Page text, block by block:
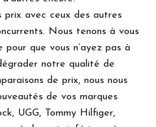
prix avec ceux des autres
Nous tenons à vous
que vous n’ayez pas à
notre qualité de
de prix, nous nous
de vos marques
UGG, Tommy Hilfiger,